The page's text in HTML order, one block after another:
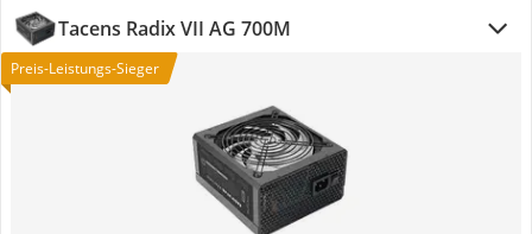
Tacens Radix VII AG 700M
Preis-Leistungs-Sieger